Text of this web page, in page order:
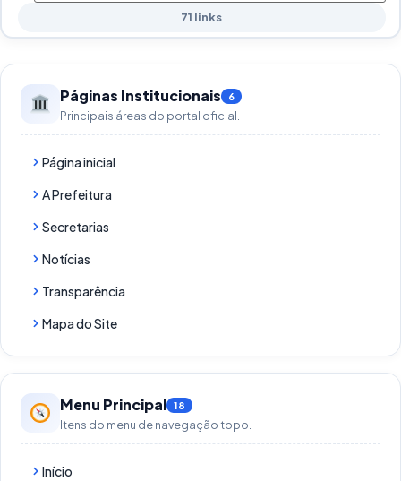
71 links
Páginas Institucionais 6
Principais áreas do portal oficial.
Página inicial
A Prefeitura
Secretarias
Notícias
Transparência
Mapa do Site
Menu Principal 18
Itens do menu de navegação topo.
Início